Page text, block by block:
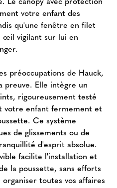
votre enfant des
qu'une fenêtre en filet
œil vigilant sur lui en
préoccupations de Hauck,
preuve. Elle intègre un
rigoureusement testé
votre enfant fermement et
Ce système
de glissements ou de
d'esprit absolue.
facilite l'installation et
la poussette, sans efforts
toutes vos affaires